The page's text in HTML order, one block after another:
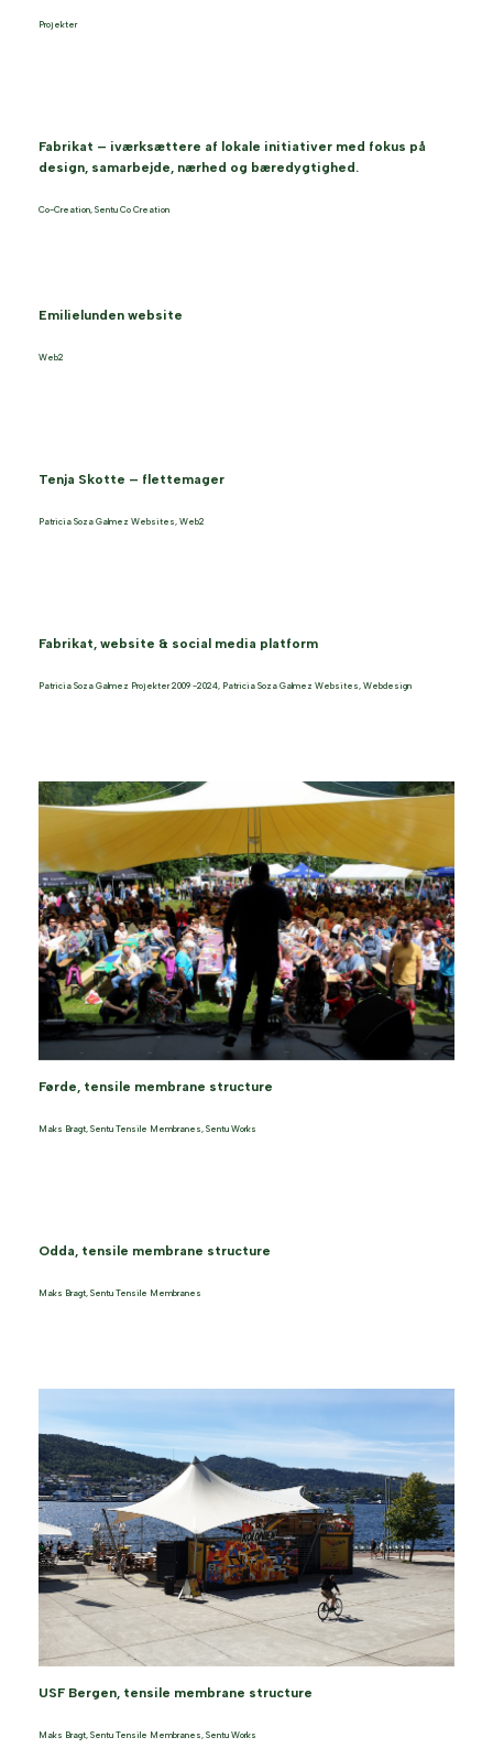
Projekter
Fabrikat – iværksættere af lokale initiativer med fokus på
design, samarbejde, nærhed og bæredygtighed.
Co-Creation, Sentu Co Creation
Emilielunden website
Web2
Tenja Skotte – flettemager
Patricia Soza Galmez Websites, Web2
Fabrikat, website & social media platform
Patricia Soza Galmez Projekter 2009 -2024, Patricia Soza Galmez Websites, Webdesign
Førde, tensile membrane structure
Maks Bragt Sentu Tensile Membranes Sentu Works
Odda, tensile membrane structure
Maks Bragt Sentu Tensile Membranes
USF Bergen, tensile membrane structure
Maks Bragt, Sentu Tensile Membranes, Sentu Works